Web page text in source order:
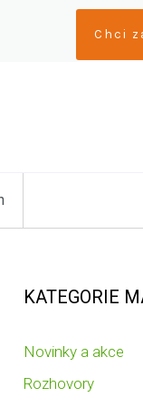
KATEGORIE
Novinky a akce
Rozhovory
Chci